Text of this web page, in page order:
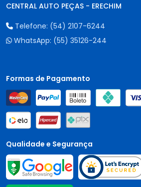
CENTRAL AUTO PEÇAS - ERECHIM
Telefone: (54) 2107-6244
WhatsApp: (55) 35126-244
Formas de Pagamento
Qualidade e Segurança